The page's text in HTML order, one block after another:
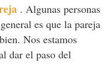
. Algunas personas
es que la pareja
Nos estamos
dar el paso del